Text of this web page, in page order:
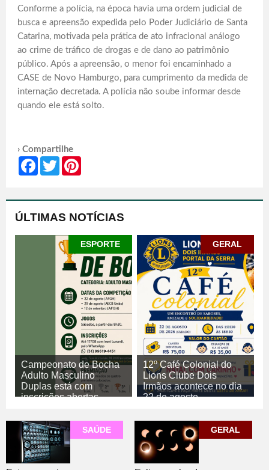
Conforme a polícia, na época havia uma ordem judicial de
busca e apreensão expedida pelo Poder Judiciário de Santa
Catarina, motivada pela prática de ato infracional análogo
ao crime de tráfico de drogas e de dano ao patrimônio
público. Após a apreensão, o menor foi encaminhado a
CASE de Novo Hamburgo, para cumprimento da medida de
internação decretada. A polícia não soube informar desde
quando ele está solto.
› Compartilhe
Facebook
Twitter
ÚLTIMAS NOTÍCIAS
ESPORTE
Campeonato de Bocha
Adulto Masculino
Duplas está com
inscrições abertas
ESPORTE
GERAL
12º Café Colonial do
Lions Clube Dois
Irmãos acontece no dia
22 de agosto
SAÚDE GERAL